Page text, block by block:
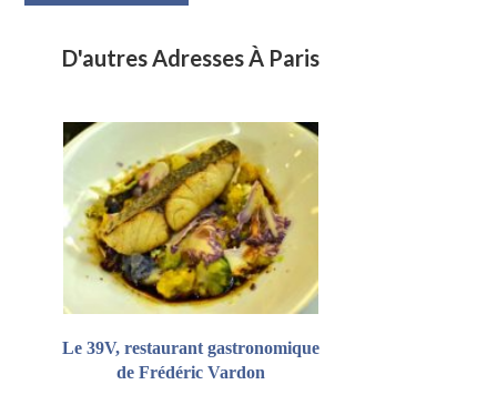
D'autres Adresses À Paris
Le 39V, restaurant gastronomique
de Frédéric Vardon